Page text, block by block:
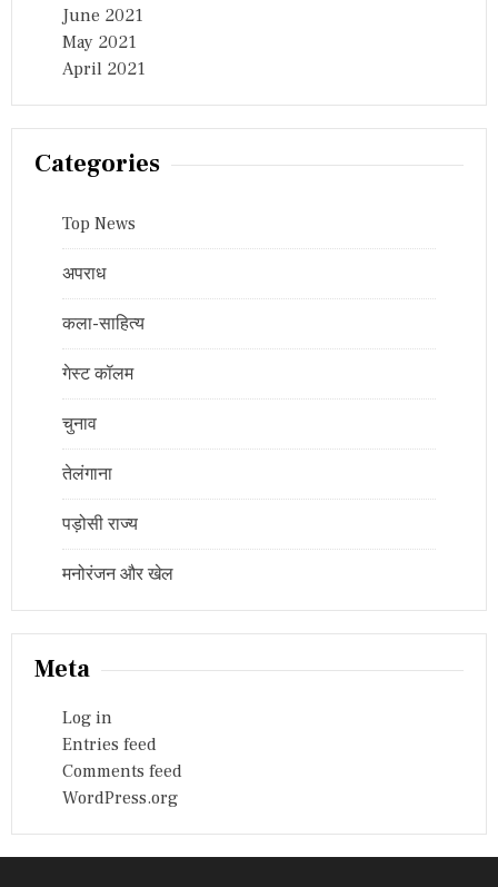
June 2021
May 2021
April 2021
Categories
Top News
अपराध
कला-साहित्य
गेस्ट कॉलम
चुनाव
तेलंगाना
पड़ोसी राज्य
मनोरंजन और खेल
Meta
Log in
Entries feed
Comments feed
WordPress.org